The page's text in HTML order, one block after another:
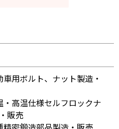
車用ボルト、ナット製造・
・高温仕様セルフロックナ
販売